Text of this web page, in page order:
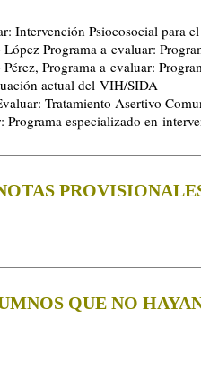
Intervención Psiocosocial
Programa a evaluar:
Programa a evaluar:
actual del VIH/SIDA
Tratamiento Asertivo
especializado en
QUE NO